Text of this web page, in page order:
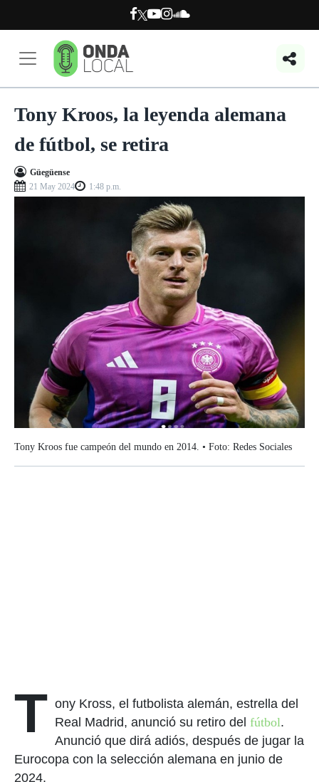
Tony Kroos, la leyenda alemana
de fútbol, se retira
Güegüense
21 May 2024
1:48 p.m.
Tony Kroos fue campeón del mundo en 2014. • Foto: Redes Sociales
T ony Kross, el futbolista alemán, estrella del
Real Madrid, anunció su retiro del fútbol.
Anunció que dirá adiós, después de jugar la
Eurocopa con la selección alemana en junio de
2024.